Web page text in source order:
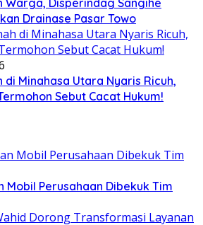
Drainase Pasar Towo
di Minahasa Utara Nyaris Ricuh,
Sebut Cacat Hukum!
Mobil Perusahaan Dibekuk Tim